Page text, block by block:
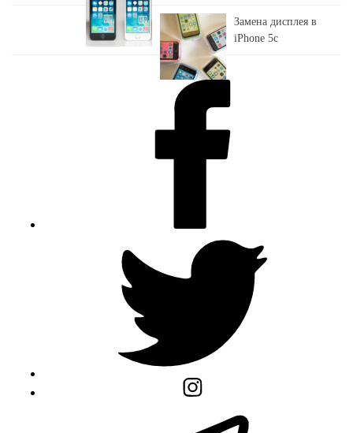
Замена дисплея в
iPhone 5c